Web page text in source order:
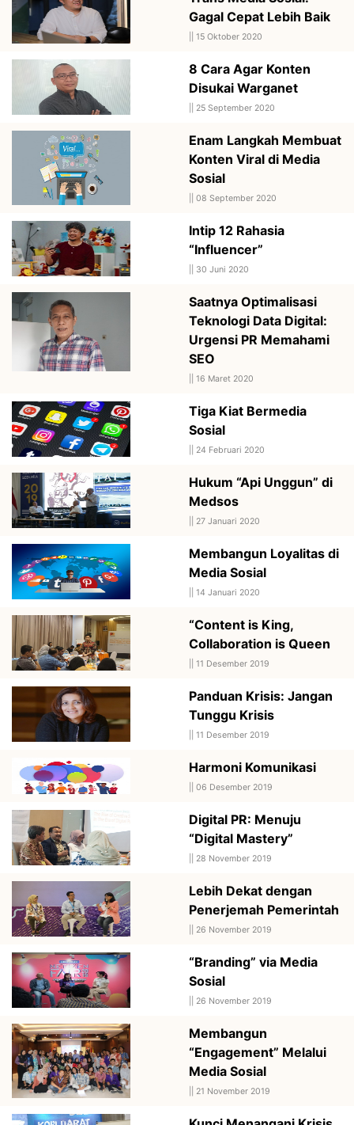
Gagal Cepat Lebih Baik
15 Oktober 2020
8 Cara Agar Konten
Disukai Warganet
25 September 2020
Enam Langkah Membuat
Konten Viral di Media
Sosial
08 September 2020
Intip 12 Rahasia
“Influencer”
30 Juni 2020
Saatnya Optimalisasi
Teknologi Data Digital:
Urgensi PR Memahami
SEO
16 Maret 2020
Tiga Kiat Bermedia
Sosial
24 Februari 2020
Hukum “Api Unggun” di
Medsos
27 Januari 2020
Membangun Loyalitas di
Media Sosial
14 Januari 2020
“Content is King,
Collaboration is Queen
11 Desember 2019
Panduan Krisis: Jangan
Tunggu Krisis
11 Desember 2019
Harmoni Komunikasi
06 Desember 2019
Digital PR: Menuju
“Digital Mastery”
28 November 2019
Lebih Dekat dengan
Penerjemah Pemerintah
26 November 2019
“Branding” via Media
Sosial
26 November 2019
Membangun
“Engagement” Melalui
Media Sosial
21 November 2019